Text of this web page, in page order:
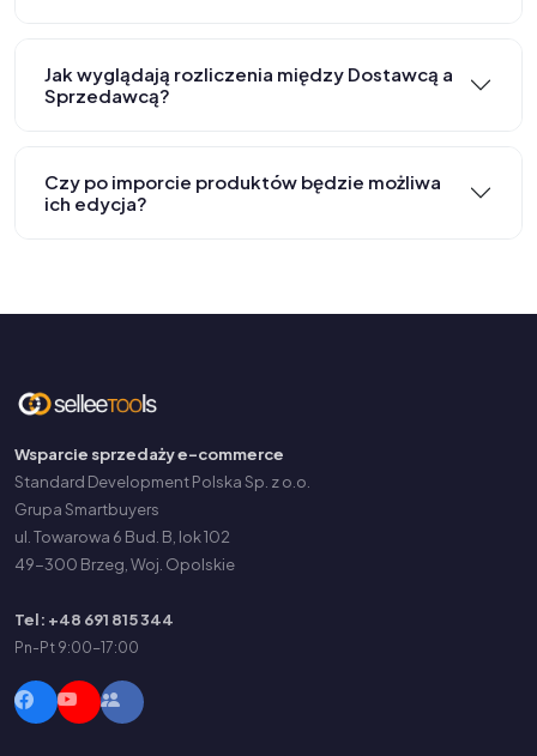
Jak wyglądają rozliczenia między Dostawcą a
Sprzedawcą?
Czy po imporcie produktów będzie możliwa
ich edycja?
Wsparcie sprzedaży e-commerce
Standard Development Polska Sp. z o.o.
Grupa Smartbuyers
ul. Towarowa 6 Bud. B, lok 102
49-300 Brzeg, Woj. Opolskie
Tel: +48 691 815 344
Pn-Pt 9:00-17:00